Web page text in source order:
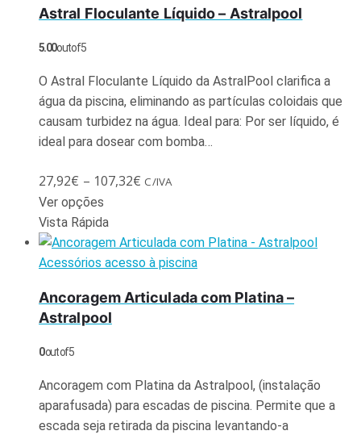
Astral Floculante Líquido – Astralpool
5.00out of 5
O Astral Floculante Líquido da AstralPool clarifica a
água da piscina, eliminando as partículas coloidais que
causam turbidez na água. Ideal para: Por ser líquido, é
ideal para dosear com bomba…
27,92€ – 107,32€ C/IVA
Ver opções
Vista Rápida
Acessórios acesso à piscina
Ancoragem Articulada com Platina –
Astralpool
0out of 5
Ancoragem com Platina da Astralpool, (instalação
aparafusada) para escadas de piscina. Permite que a
escada seja retirada da piscina levantando-a